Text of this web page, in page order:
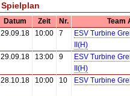
Spielplan
Datum Zeit Nr.
Team
29.09.18
10:00 7
ESV Turbine
II(H)
29.09.18
13:00 9
ESV Turbine
II(H)
28.10.18
10:00 10 ESV Turbine